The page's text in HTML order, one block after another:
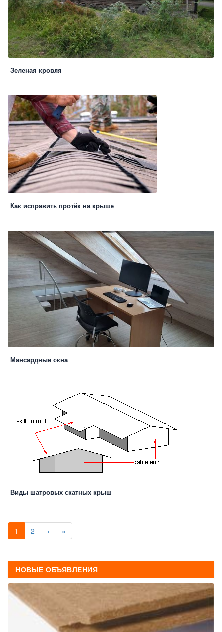
Зеленая кровля
Как исправить протёк на крыше
Мансардные окна
Виды шатровых скатных крыш
1 2 › »
НОВЫЕ ОБЪЯВЛЕНИЯ